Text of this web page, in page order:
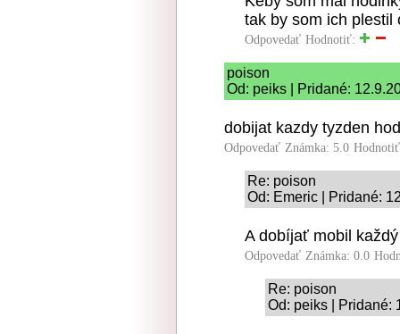
tak by som ich plestil
Odpovedať Hodnotiť:
poison
Od: peiks | Pridané:
dobijat kazdy tyzden
Odpovedať Známka: 5.0
Re: poison
Od: Emeric | Pridané:
A dobíjať mobil
Odpovedať Známka: 0.0
Re: poison
Od: peiks | Pridané: